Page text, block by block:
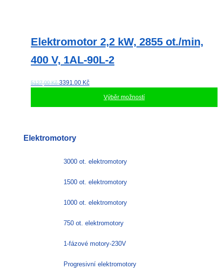
Elektromotor 2,2 kW, 2855 ot./min,
400 V, 1AL-90L-2
5127,00 Kč3391.00 Kč
Výběr možností
více
Elektromotory
3000 ot. elektromotory
1500 ot. elektromotory
1000 ot. elektromotory
750 ot. elektromotory
1-fázové motory-230V
Progresivní elektromotory